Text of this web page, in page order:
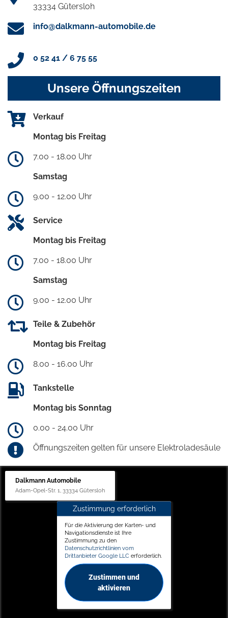
33334 Gütersloh
info@dalkmann-automobile.de
0 52 41 / 6 75 55
Unsere Öffnungszeiten
Verkauf
Montag bis Freitag
7.00 - 18.00 Uhr
Samstag
9.00 - 12.00 Uhr
Service
Montag bis Freitag
7.00 - 18.00 Uhr
Samstag
9.00 - 12.00 Uhr
Teile & Zubehör
Montag bis Freitag
8.00 - 16.00 Uhr
Tankstelle
Montag bis Sonntag
0.00 - 24.00 Uhr
Öffnungszeiten gelten für unsere Elektroladesäule
Dalkmann Automobile
Adam-Opel-Str. 1, 33334 Gütersloh
Zustimmung erforderlich
Für die Aktivierung der Karten- und
Navigationsdienste ist Ihre
Zustimmung zu den
Datenschutzrichtlinien vom
Drittanbieter Google LLC erforderlich.
Zustimmen und
aktivieren